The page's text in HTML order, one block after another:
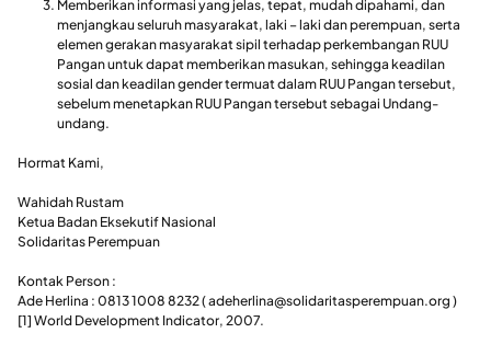
Memberikan informasi yang jelas, tepat, mudah dipahami, dan
menjangkau seluruh masyarakat, laki – laki dan perempuan, serta
elemen gerakan masyarakat sipil terhadap perkembangan RUU
Pangan untuk dapat memberikan masukan, sehingga keadilan
sosial dan keadilan gender termuat dalam RUU Pangan tersebut,
sebelum menetapkan RUU Pangan tersebut sebagai Undang-
undang.
Hormat Kami,
Wahidah Rustam
Ketua Badan Eksekutif Nasional
Solidaritas Perempuan
Kontak Person :
Ade Herlina : 0813 1008 8232 ( adeherlina@solidaritasperempuan.org )
[1] World Development Indicator, 2007.